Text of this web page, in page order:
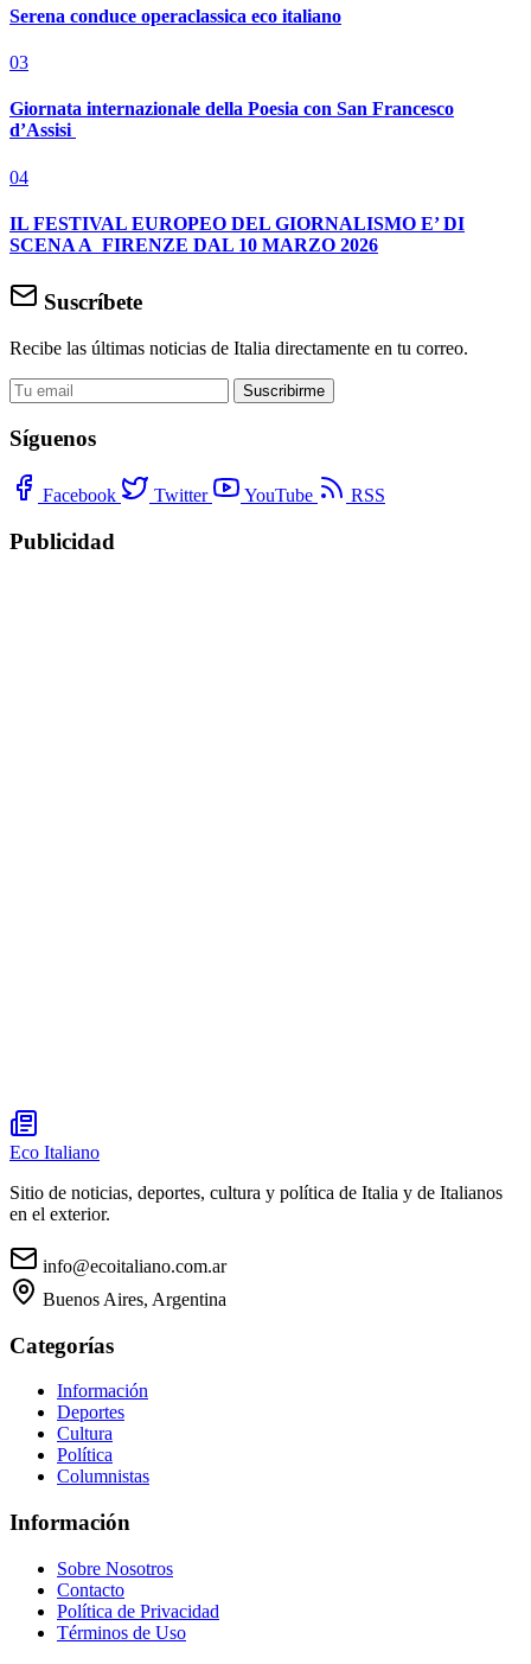
Serena conduce operaclassica eco italiano
03
Giornata internazionale della Poesia con San Francesco
d’Assisi
04
IL FESTIVAL EUROPEO DEL GIORNALISMO E’ DI
SCENA A FIRENZE DAL 10 MARZO 2026
Suscríbete
Recibe las últimas noticias de Italia directamente en tu correo.
Suscribirme
Síguenos
Facebook Twitter YouTube RSS
Publicidad
Eco Italiano
Sitio de noticias, deportes, cultura y política de Italia y de Italianos
en el exterior.
info@ecoitaliano.com.ar
Buenos Aires, Argentina
Categorías
Información
Deportes
Cultura
Política
Columnistas
Información
Sobre Nosotros
Contacto
Política de Privacidad
Términos de Uso